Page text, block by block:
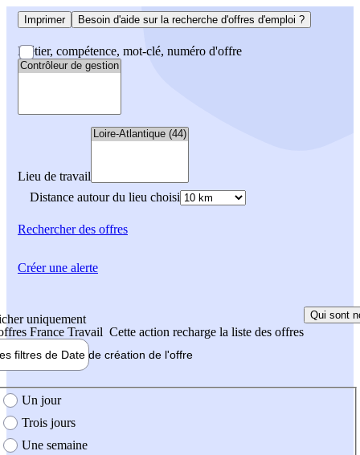
Imprimer Besoin d'aide sur la recherche d'offres d'emploi ?
Métier, compétence, mot-clé, numéro d'offre
Lieu de travail
Distance autour du lieu choisi
Rechercherdes offres
uniquement
France Travail Cette action recharge la liste des offres
Qui sont
filtres de Date de création de l'offre
création de l'offre
Un jour
Trois jours
Une semaine
Créer une alerte